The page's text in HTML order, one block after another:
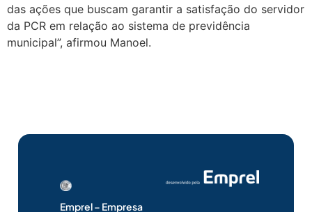
das ações que buscam garantir a satisfação do servidor
da PCR em relação ao sistema de previdência
municipal”, afirmou Manoel.
Emprel – Empresa